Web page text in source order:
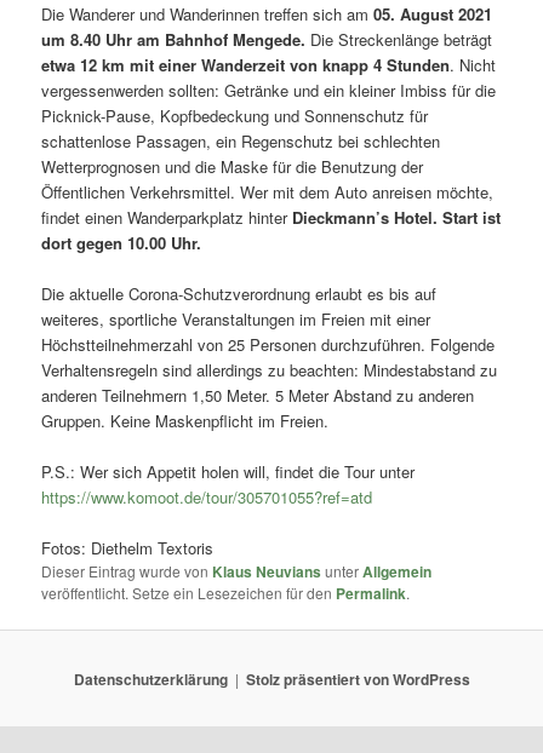
Die Wanderer und Wanderinnen treffen sich am05. August 2021
um 8.40 Uhr am Bahnhof Mengede. Die Streckenlänge beträgt
etwa 12 km mit einer Wanderzeit von knapp 4 Stunden. Nicht
vergessenwerden sollten: Getränke und ein kleiner Imbiss für die
Picknick-Pause, Kopfbedeckung und Sonnenschutz für
schattenlose Passagen, ein Regenschutz bei schlechten
Wetterprognosen und die Maske für die Benutzung der
Öffentlichen Verkehrsmittel. Wer mit dem Auto anreisen möchte,
findet einen Wanderparkplatz hinter Dieckmann’s Hotel. Start ist
dort gegen 10.00 Uhr.
Die aktuelle Corona-Schutzverordnung erlaubt es bis auf
weiteres, sportliche Veranstaltungen im Freien mit einer
Höchstteilnehmerzahl von 25 Personen durchzuführen. Folgende
Verhaltensregeln sind allerdings zu beachten: Mindestabstand zu
anderen Teilnehmern 1,50 Meter. 5 Meter Abstand zu anderen
Gruppen. Keine Maskenpflicht im Freien.
P.S.: Wer sich Appetit holen will, findet die Tour unter
https://www.komoot.de/tour/305701055?ref=atd
Fotos: Diethelm Textoris
Dieser Eintrag wurde von Klaus Neuvians unterAllgemein
veröffentlicht. Setze ein Lesezeichen für den Permalink.
Datenschutzerklärung Stolz präsentiert von WordPress